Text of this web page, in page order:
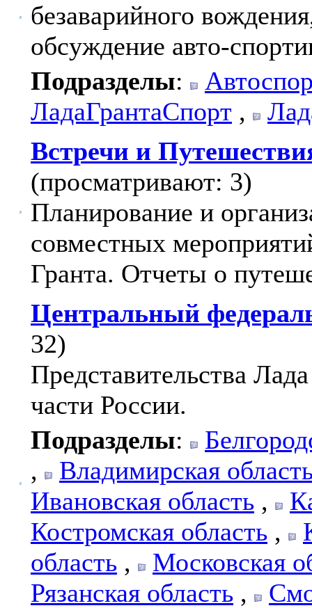
безаварийного
обсуждение авто-
Подразделы:
ЛадаГрантаСпорт ,
Встречи и
(просматривают: 3)
Планирование и
совместных
Гранта. Отчеты о
Центральный
32)
Представительства
части России.
Подразделы:
,
Владимирская
Ивановская область ,
Костромская область ,
область ,
Московская
Рязанская область ,